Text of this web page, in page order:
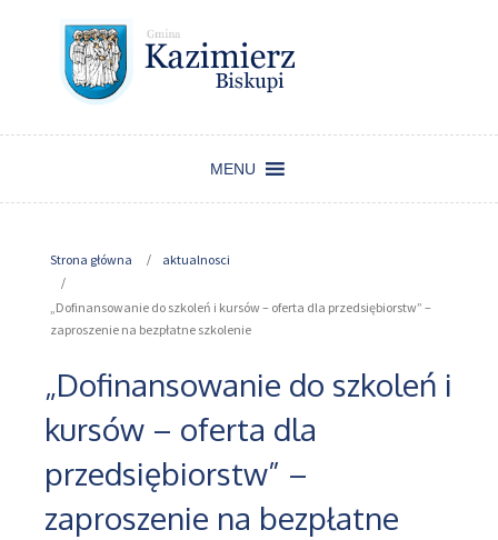
MENU
Strona główna aktualnosci
„Dofinansowanie do szkoleń i kursów – oferta dla przedsiębiorstw” –
zaproszenie na bezpłatne szkolenie
„Dofinansowanie do szkoleń i
kursów – oferta dla
przedsiębiorstw” –
zaproszenie na bezpłatne